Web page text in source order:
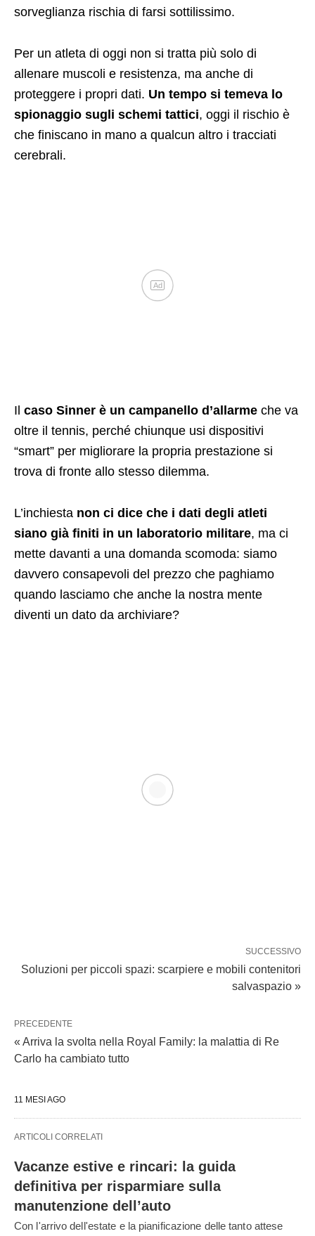
sorveglianza rischia di farsi sottilissimo.
Per un atleta di oggi non si tratta più solo di
allenare muscoli e resistenza, ma anche di
proteggere i propri dati. Un tempo si temeva lo
spionaggio sugli schemi tattici, oggi il rischio è
che finiscano in mano a qualcun altro i tracciati
cerebrali.
Ad
Il caso Sinner è un campanello d’allarme che va
oltre il tennis, perché chiunque usi dispositivi
“smart” per migliorare la propria prestazione si
trova di fronte allo stesso dilemma.
L’inchiesta non ci dice che i dati degli atleti
siano già finiti in un laboratorio militare, ma ci
mette davanti a una domanda scomoda: siamo
davvero consapevoli del prezzo che paghiamo
quando lasciamo che anche la nostra mente
diventi un dato da archiviare?
SUCCESSIVO
Soluzioni per piccoli spazi: scarpiere e mobili contenitori
salvaspazio »
PRECEDENTE
« Arriva la svolta nella Royal Family: la malattia di Re
Carlo ha cambiato tutto
11 MESI AGO
ARTICOLI CORRELATI
Vacanze estive e rincari: la guida
definitiva per risparmiare sulla
manutenzione dell’auto
Con l'arrivo dell'estate e la pianificazione delle tanto attese